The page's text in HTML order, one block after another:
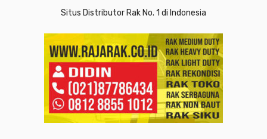
Situs Distributor Rak No. 1 di Indonesia